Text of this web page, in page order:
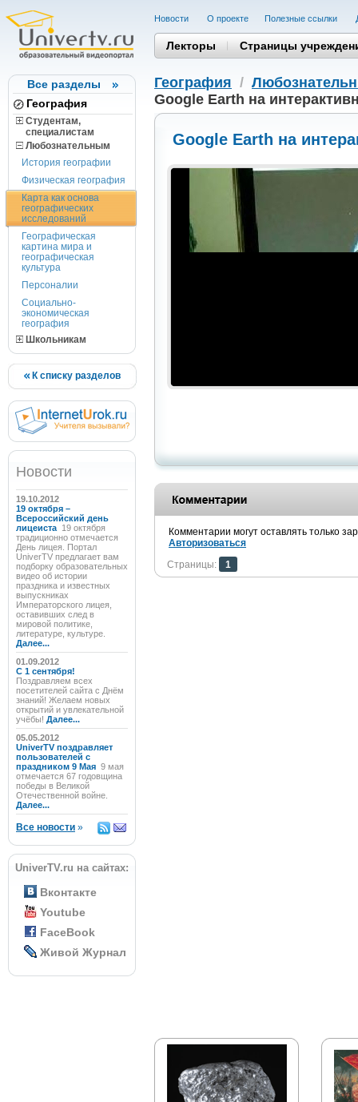
Все разделы
География
Студентам,
cпециалистам
Любознательным
История географии
Физическая география
Карта как основа
географических
исследований
Географическая
картина мира и
географическая
культура
Персоналии
Социально-
экономическая
география
Школьникам
К списку разделов
Новости
19.10.2012
19 октября –
Всероссийский день
лицеиста 19 октября
традиционно отмечается
День лицея. Портал
UniverTV предлагает вам
подборку образовательных
видео об истории
праздника и известных
выпускниках
Императорского лицея,
оставивших след в
мировой политике,
литературе, культуре.
Далее...
01.09.2012
C 1 сентября!
Поздравляем всех
посетителей сайта с Днём
знаний! Желаем новых
открытий и увлекательной
учёбы! Далее...
05.05.2012
UniverTV поздравляет
пользователей с
праздником 9 Мая 9 мая
отмечается 67 годовщина
победы в Великой
Отечественной войне.
Далее...
Все новости »
UniverTV.ru на сайтах:
Вконтакте
Youtube
FaceBook
Живой Журнал
Новости О проекте Полезные cсылки
Лекторы Страницы
География /
Google Earth на
Google Earth на
Комментарии могут оставлять только
Авторизоваться
Страницы:
1